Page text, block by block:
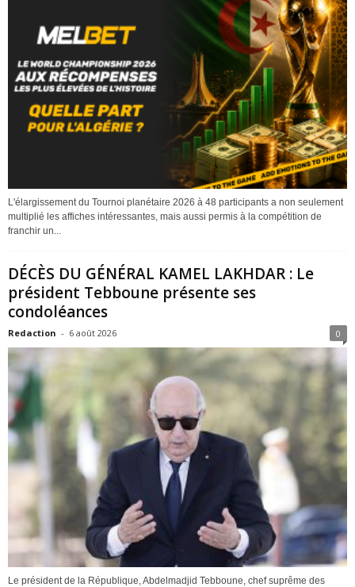
L'élargissement du Tournoi planétaire 2026 à 48 participants a non seulement
multiplié les affiches intéressantes, mais aussi permis à la compétition de
franchir un...
DÉCÈS DU GÉNÉRAL KAMEL LAKHDAR : Le
président Tebboune présente ses
condoléances
Redaction - 6 août 2026 0
Le président de la République, Abdelmadjid Tebboune, chef suprême des